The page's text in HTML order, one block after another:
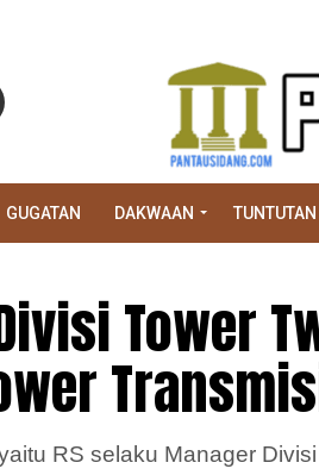
GUGATAN DAKWAAN TUNTUTAN
Tower
RS selaku Manager